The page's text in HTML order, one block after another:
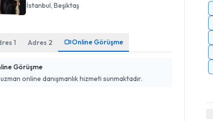
İstanbul, Beşiktaş
1 Adres 2 Online Görüşme
Görüşme
online danışmanlık hizmeti sunmaktadır.